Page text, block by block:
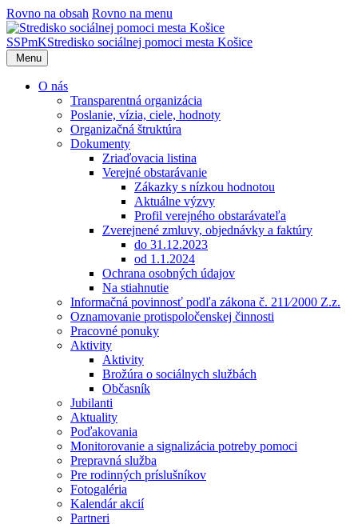
Rovno na obsah Rovno na menu
SSPmKStredisko sociálnej pomoci mesta Košice
Menu
O nás
Transparentná organizácia
Poslanie, vízia, ciele, hodnoty
Organizačná štruktúra
Dokumenty
Zriaďovacia listina
Verejné obstarávanie
Zákazky s nízkou hodnotou
Aktuálne výzvy
Profil verejného obstarávateľa
Zverejnené zmluvy, objednávky a faktúry
do 31.12.2023
od 1.1.2024
Ochrana osobných údajov
Na stiahnutie
Informačná povinnosť podľa zákona č. 211⁄2000 Z.z.
Oznamovanie protispoločenskej činnosti
Pracovné ponuky
Aktivity
Aktivity
Brožúra o sociálnych službách
Občasník
Jubilanti
Aktuality
Poďakovania
Monitorovanie a signalizácia potreby pomoci
Prepravná služba
Pre rodinných príslušníkov
Fotogaléria
Kalendár akcií
Partneri